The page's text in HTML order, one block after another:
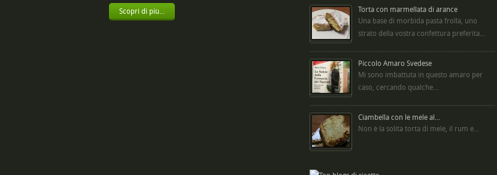
Scopri di più...
Torta con marmellata di arance
Una base di morbida pasta frolla, uno
strato della vostra confettura preferita...
Piccolo Amaro Svedese
Mi sono imbattuta in questo amaro per
caso, cercando qualche...
Ciambella con le mele al...
Non è la solita torta di mele, il rum e...